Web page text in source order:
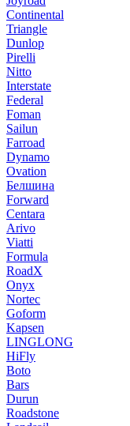
Continental
Triangle
Dunlop
Pirelli
Nitto
Interstate
Federal
Foman
Sailun
Farroad
Dynamo
Ovation
Белшина
Forward
Centara
Arivo
Viatti
Formula
RoadX
Onyx
Nortec
Goform
Kapsen
LINGLONG
HiFly
Boto
Bars
Durun
Roadstone